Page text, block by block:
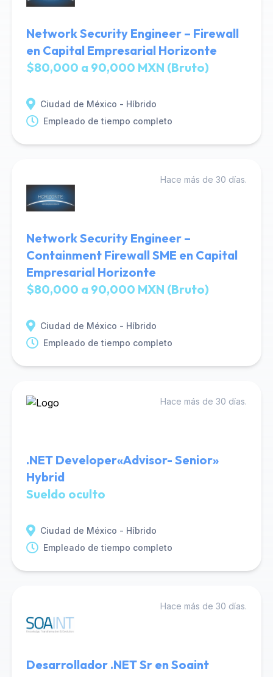
Network Security Engineer – Firewall
en Capital Empresarial Horizonte
$80,000 a 90,000 MXN (Bruto)
Ciudad de México - Híbrido
Empleado de tiempo completo
Hace más de 30 días.
Network Security Engineer –
Containment Firewall SME en Capital
Empresarial Horizonte
$80,000 a 90,000 MXN (Bruto)
Ciudad de México - Híbrido
Empleado de tiempo completo
Hace más de 30 días.
.NET Developer«Advisor- Senior»
Hybrid
Sueldo oculto
Ciudad de México - Híbrido
Empleado de tiempo completo
Hace más de 30 días.
Desarrollador .NET Sr en Soaint